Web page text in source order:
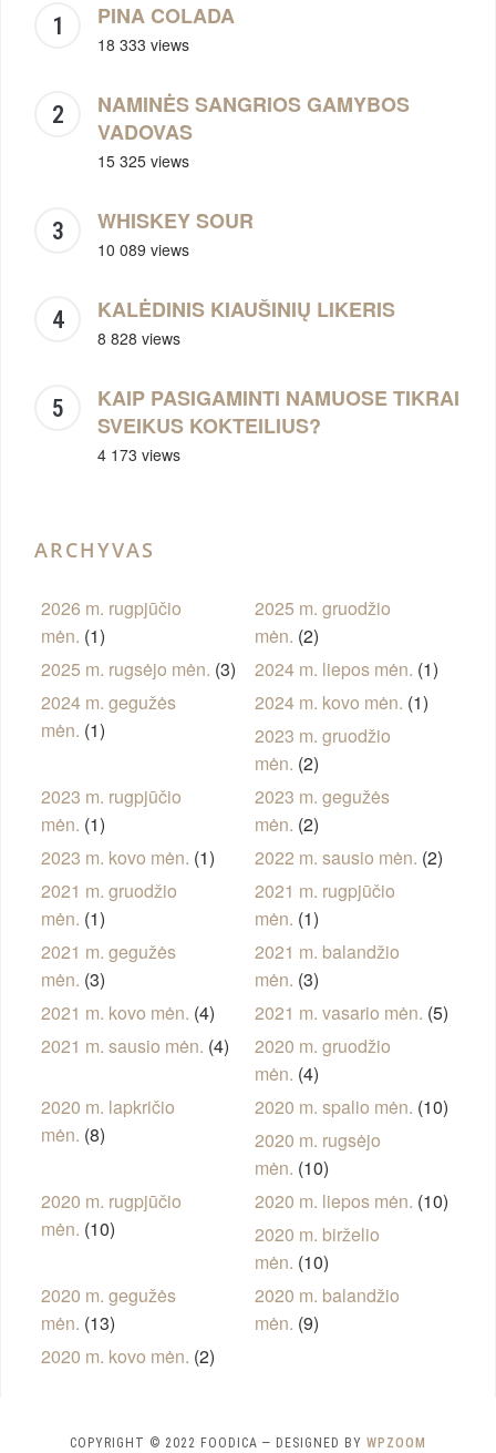
PINA COLADA
18 333 views
NAMINĖS SANGRIOS GAMYBOS
VADOVAS
15 325 views
WHISKEY SOUR
10 089 views
KALĖDINIS KIAUŠINIŲ LIKERIS
8 828 views
KAIP PASIGAMINTI NAMUOSE TIKRAI
SVEIKUS KOKTEILIUS?
4 173 views
ARCHYVAS
2026 m. rugpjūčio
mėn. (1)
2025 m. gruodžio
mėn. (2)
2025 m. rugsėjo mėn. (3) 2024 m. liepos mėn. (1)
2024 m. gegužės
mėn. (1)
2024 m. kovo mėn. (1)
2023 m. gruodžio
mėn. (2)
2023 m. rugpjūčio
mėn. (1)
2023 m. gegužės
mėn. (2)
2023 m. kovo mėn. (1) 2022 m. sausio mėn. (2)
2021 m. gruodžio
mėn. (1)
2021 m. rugpjūčio
mėn. (1)
2021 m. gegužės
mėn. (3)
2021 m. balandžio
mėn. (3)
2021 m. kovo mėn. (4) 2021 m. vasario mėn. (5)
2021 m. sausio mėn. (4)
2020 m. gruodžio
mėn. (4)
2020 m. lapkričio
mėn. (8)
2020 m. spalio mėn. (10)
2020 m. rugsėjo
mėn. (10)
2020 m. rugpjūčio
mėn. (10)
2020 m. liepos mėn. (10)
2020 m. birželio
mėn. (10)
2020 m. gegužės
mėn. (13)
2020 m. balandžio
mėn. (9)
2020 m. kovo mėn. (2)
COPYRIGHT © 2022 FOODICA — DESIGNED BY WPZOOM